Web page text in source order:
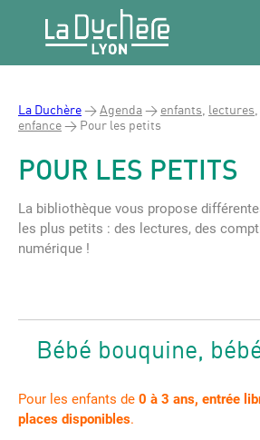
La Duchère>Agenda > enfants lectures
enfance> Pour les petits
POUR LES PETITS
La bibliothèque vous propose
les plus petits : des lectures, des
numérique !
Bébé bouquine,
Pour les enfants de 0 à 3 ans, entrée
places disponibles.